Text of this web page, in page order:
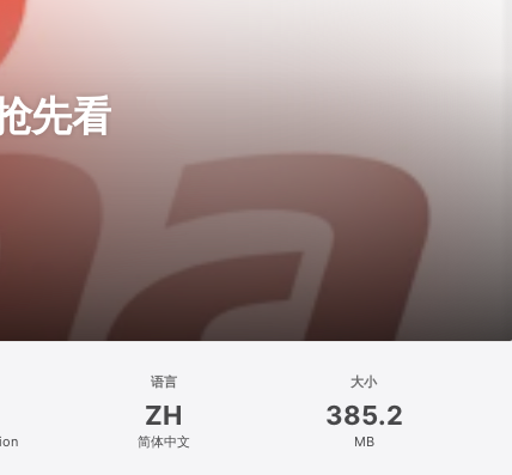
先看
语言
ZH
简体中文
大小
385.2
MB